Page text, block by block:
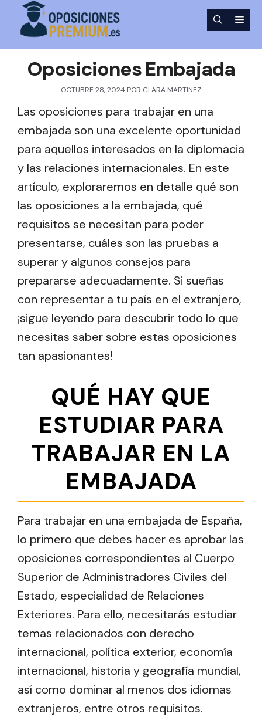
Saltar
contenido
Oposiciones Embajada
OCTUBRE 28, 2024 POR CLARA MARTINEZ
Las oposiciones para trabajar en una
embajada son una excelente oportunidad
para aquellos interesados en la diplomacia
y las relaciones internacionales. En este
artículo, exploraremos en detalle qué son
las oposiciones a la embajada, qué
requisitos se necesitan para poder
presentarse, cuáles son las pruebas a
superar y algunos consejos para
prepararse adecuadamente. Si sueñas
con representar a tu país en el extranjero,
¡sigue leyendo para descubrir todo lo que
necesitas saber sobre estas oposiciones
tan apasionantes!
QUÉ HAY QUE
ESTUDIAR PARA
TRABAJAR EN LA
EMBAJADA
Para trabajar en una embajada de España,
lo primero que debes hacer es aprobar las
oposiciones correspondientes al Cuerpo
Superior de Administradores Civiles del
Estado, especialidad de Relaciones
Exteriores. Para ello, necesitarás estudiar
temas relacionados con derecho
internacional, política exterior, economía
internacional, historia y geografía mundial,
así como dominar al menos dos idiomas
extranjeros, entre otros requisitos.